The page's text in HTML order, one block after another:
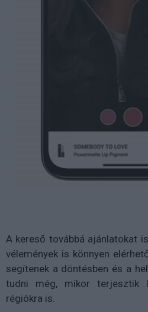
A kereső továbbá ajánlatokat
vélemények is könnyen
segítenek a döntésben és a
tudni még, mikor terjesztik
régiókra is.